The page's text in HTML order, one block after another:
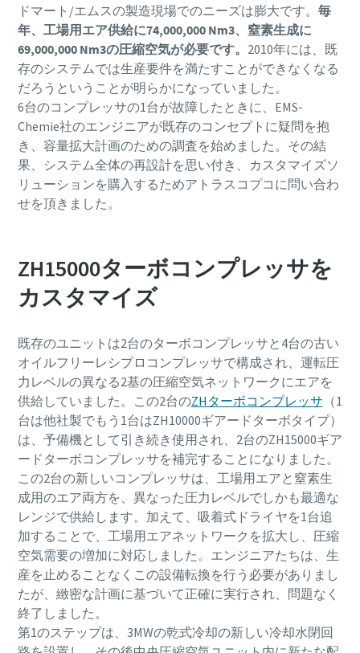
空圧式輸送プロセスについて知っておくべき
こと
より効率的な空圧式輸送プロセスを作成する方法をご確
認ください。
詳細を見る
ドマート/エムスの製造現場でのニーズは膨大です。 毎
年、工場用エア供給に74,000,000 Nm3、窒素生成に
69,000,000 Nm3の圧縮空気が必要です。 2010年には、既
存のシステムでは生産要件を満たすことができなくなる
だろうということが明らかになっていました。
6台のコンプレッサの1台が故障したときに、EMS-
Chemie社のエンジニアが既存のコンセプトに疑問を抱
き、容量拡大計画のための調査を始めました。その結
果、システム全体の再設計を思い付き、カスタマイズソ
リューションを購入するためアトラスコプコに問い合わ
せを頂きました。
ZH15000ターボコンプレッサを
カスタマイズ
既存のユニットは2台のターボコンプレッサと4台の古い
オイルフリーレシプロコンプレッサで構成され、運転圧
力レベルの異なる2基の圧縮空気ネットワークにエアを
供給していました。この2台のZHターボコンプレッサ （1
台は他社製でもう1台はZH10000ギアードターボタイプ）
は、予備機として引き続き使用され、2台のZH15000ギア
ードターボコンプレッサを補完することになりました。
この2台の新しいコンプレッサは、工場用エアと窒素生
成用のエア両方を、異なった圧力レベルでしかも最適な
レンジで供給します。加えて、吸着式ドライヤを1台追
加することで、工場用エアネットワークを拡大し、圧縮
空気需要の増加に対応しました。エンジニアたちは、生
産を止めることなくこの設備転換を行う必要がありまし
たが、緻密な計画に基づいて正確に実行され、問題なく
終了しました。
第1のステップは、3MWの乾式冷却の新しい冷却水閉回